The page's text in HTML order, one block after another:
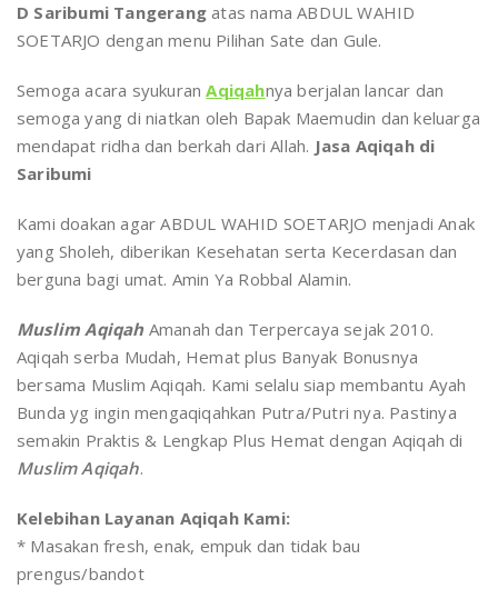
D Saribumi Tangerang atas nama ABDUL WAHID
SOETARJO dengan menu Pilihan Sate dan Gule.
Semoga acara syukuranAqiqahnya berjalan lancar dan
semoga yang di niatkan oleh Bapak Maemudin dan keluarga
mendapat ridha dan berkah dari Allah. Jasa Aqiqah di
Saribumi
Kami doakan agar ABDUL WAHID SOETARJO menjadi Anak
yang Sholeh, diberikan Kesehatan serta Kecerdasan dan
berguna bagi umat. Amin Ya Robbal Alamin.
Muslim AqiqahAmanah dan Terpercaya sejak 2010.
Aqiqah serba Mudah, Hemat plus Banyak Bonusnya
bersama Muslim Aqiqah. Kami selalu siap membantu Ayah
Bunda yg ingin mengaqiqahkan Putra/Putri nya. Pastinya
semakin Praktis & Lengkap Plus Hemat dengan Aqiqah di
Muslim Aqiqah.
Kelebihan Layanan Aqiqah Kami:
* Masakan fresh, enak, empuk dan tidak bau
prengus/bandot